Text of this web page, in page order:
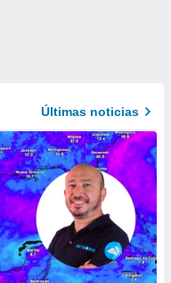
Últimas noticias